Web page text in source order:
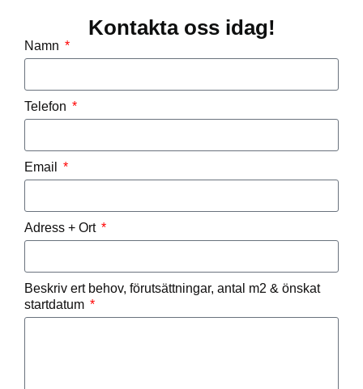
Kontakta oss idag!
Namn
Telefon
Email
Adress + Ort
Beskriv ert behov, förutsättningar, antal m2 & önskat
startdatum